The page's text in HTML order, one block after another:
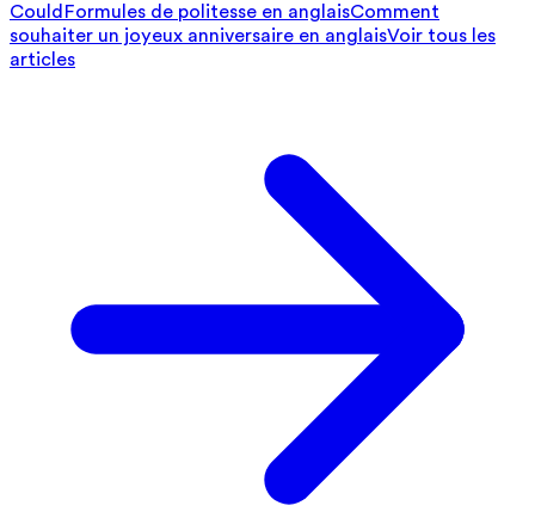
Could Formules de politesse en anglaisComment
souhaiter un joyeux anniversaire en anglaisVoir tous les
articles